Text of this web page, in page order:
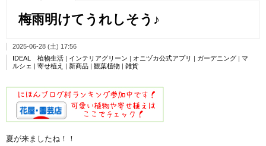
梅雨明けてうれしそう♪
2025-06-28 (土) 17:56
IDEAL 植物生活 | インテリアグリーン | オニヅカ公式アプリ | ガーデニング | マ
ルシェ | 寄せ植え | 新商品 | 観葉植物 | 雑貨
夏が来ましたね！！